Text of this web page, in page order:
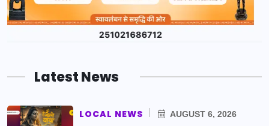
Latest News
LOCAL NEWS AUGUST 6, 2026